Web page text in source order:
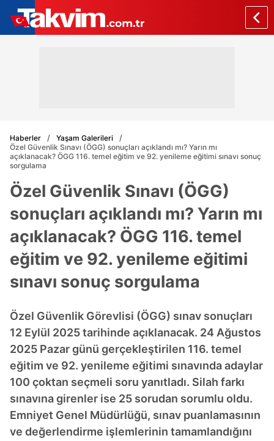
Haberler
Yaşam Galerileri
Özel Güvenlik Sınavı (ÖGG) sonuçları açıklandı mı? Yarın mı
açıklanacak? ÖGG 116. temel eğitim ve 92. yenileme eğitimi sınavı sonuç
sorgulama
Özel Güvenlik Sınavı (ÖGG)
sonuçları açıklandı mı? Yarın mı
açıklanacak? ÖGG 116. temel
eğitim ve 92. yenileme eğitimi
sınavı sonuç sorgulama
Özel Güvenlik Görevlisi (ÖGG) sınav sonuçları
12 Eylül 2025 tarihinde açıklanacak. 24 Ağustos
2025 Pazar günü gerçekleştirilen 116. temel
eğitim ve 92. yenileme eğitimi sınavında adaylar
100 çoktan seçmeli soru yanıtladı. Silah farkı
sınavına girenler ise 25 sorudan sorumlu oldu.
Emniyet Genel Müdürlüğü, sınav puanlamasının
ve değerlendirme işlemlerinin tamamlandığını